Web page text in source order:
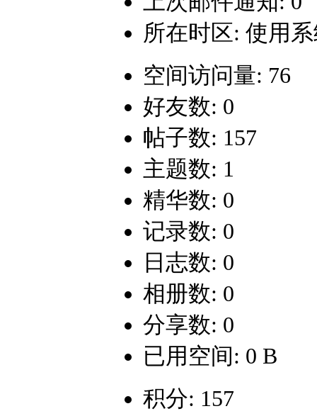
所在时区: 使用
空间访问量: 76
好友数: 0
帖子数: 157
主题数: 1
精华数: 0
记录数: 0
日志数: 0
相册数: 0
分享数: 0
已用空间: 0 B
积分: 157